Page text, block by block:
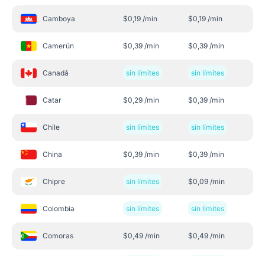
Camboya $0,19 /min $0,19 /min
Camerún $0,39 /min $0,39 /min
Canadá sin límites sin límites
Catar $0,29 /min $0,39 /min
Chile sin límites sin límites
China $0,39 /min $0,39 /min
Chipre sin límites $0,09 /min
Colombia sin límites sin límites
Comoras $0,49 /min $0,49 /min